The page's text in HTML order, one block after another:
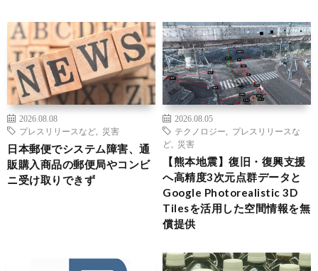
2026.08.08
プレスリリースなど
災害
日本郵便でシステム障害、通
販購入商品の郵便局やコンビ
ニ受け取りできず
2026.08.05
テクノロジー
プレスリリースな
ど
災害
【熊本地震】復旧・復興支援
へ高精度3次元点群データと
Google Photorealistic 3D
Tilesを活用した空間情報を無
償提供